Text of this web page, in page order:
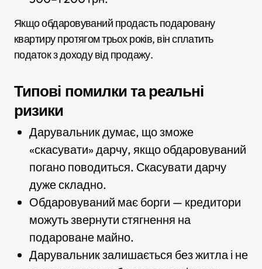
Якщо обдаровуваний продасть подаровану
квартиру протягом трьох років, він сплатить
податок з доходу від продажу.
Типові помилки та реальні
ризики
Дарувальник думає, що зможе
«скасувати» дарчу, якщо обдаровуваний
погано поводиться. Скасувати дарчу
дуже складно.
Обдаровуваний має борги — кредитори
можуть звернути стягнення на
подароване майно.
Дарувальник залишається без житла і не